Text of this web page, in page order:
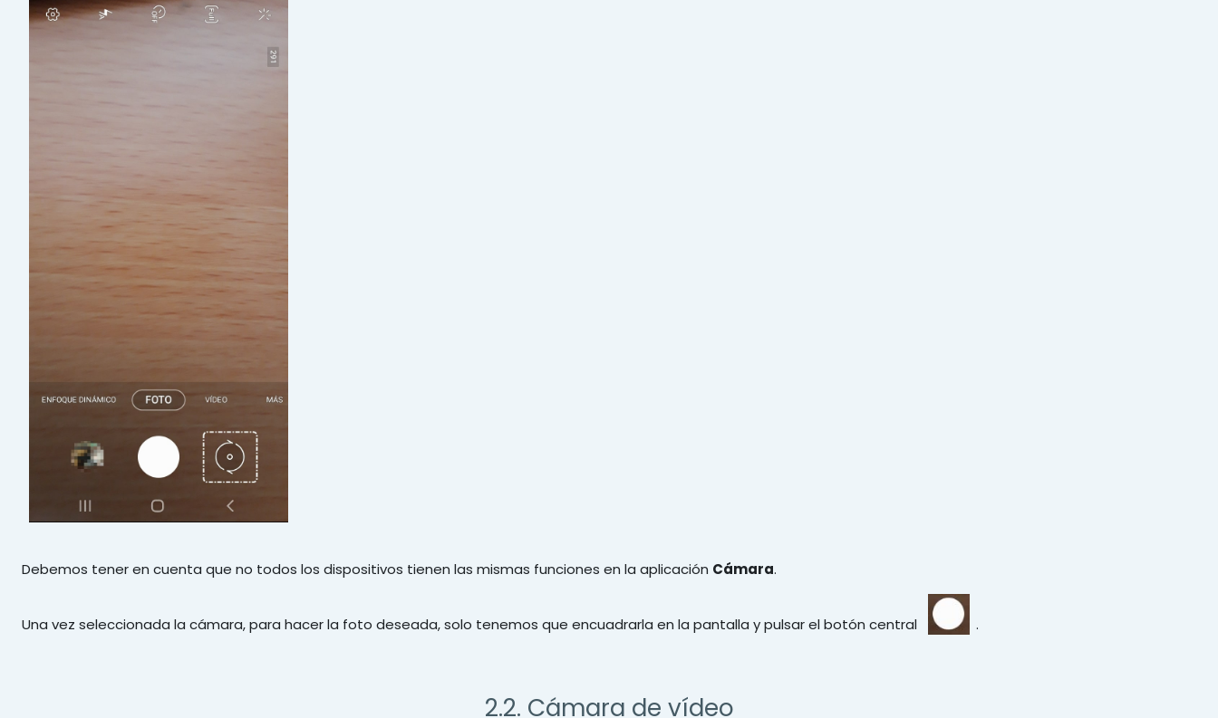
Debemos tener en cuenta que no todos los dispositivos tienen las mismas funciones en la aplicación Cámara.
Una vez seleccionada la cámara, para hacer la foto deseada, solo tenemos que encuadrarla en la pantalla y pulsar el botón central .
2.2. Cámara de vídeo